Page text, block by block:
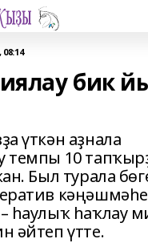
бик
үткән аҙнала
темпы 10
Был турала
һаулыҡ һаҡлау
әйтеп үтте.